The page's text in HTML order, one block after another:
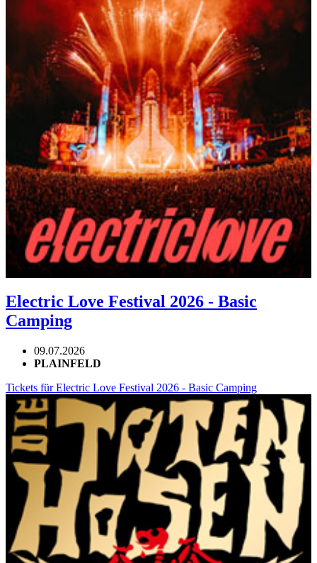
Electric Love Festival 2026 - Basic
Camping
09.07.2026
PLAINFELD
Tickets für Electric Love Festival 2026 - Basic Camping